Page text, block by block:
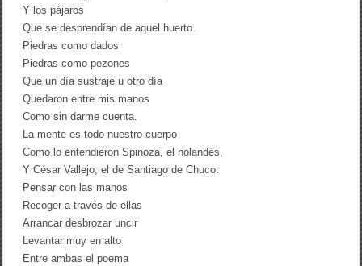
Y los pájaros
Que se desprendían de aquel huerto.
Piedras como dados
Piedras como pezones
Que un día sustraje u otro día
Quedaron entre mis manos
Como sin darme cuenta.
La mente es todo nuestro cuerpo
Como lo entendieron Spinoza, el holandés,
Y César Vallejo, el de Santiago de Chuco.
Pensar con las manos
Recoger a través de ellas
Arrancar desbrozar uncir
Levantar muy en alto
Entre ambas el poema